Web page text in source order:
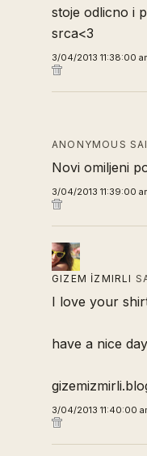
stoje odlicno i
srca<3
3/04/2013 11:38:00
ANONYMOUS
Novi omiljeni
3/04/2013 11:39:00
GIZEM İZMIRLI
I love your
have a nice day
3/04/2013 11:40:00